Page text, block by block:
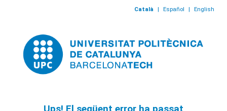
Català | Español | English